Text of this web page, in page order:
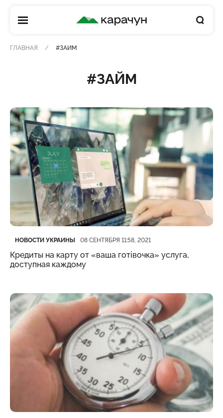
КАРАЧУН
ГЛАВНАЯ #ЗАЙМ
#ЗАЙМ
Категория
НОВОСТИ УКРАИНЫ
Дата публикации 08 СЕНТЯБРЯ 11:58, 2021
Кредиты на карту от «ваша готівочка» услуга,
доступная каждому